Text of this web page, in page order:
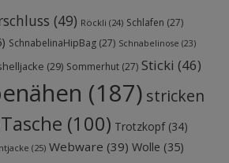
(49) Röckli (24) Schlafen (27)
SchnabelinaHipBag (27) Schnabelinose (23)
(29) Sommerhut (27) Sticki (46)
(187) stricken
Tasche (100) Trotzkopf(34)
(25) Webware (39) Wolle (35)